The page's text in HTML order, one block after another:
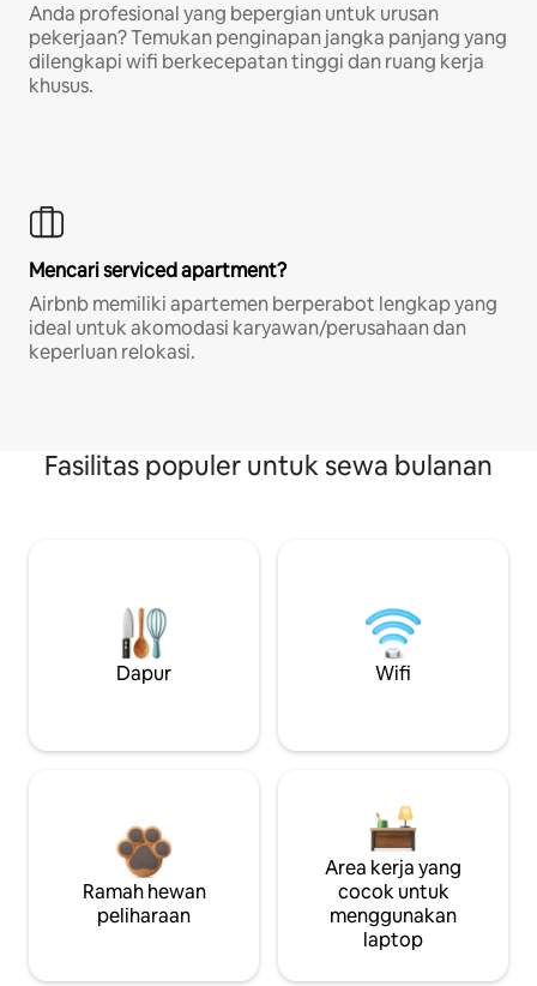
Anda profesional yang bepergian untuk urusan
pekerjaan? Temukan penginapan jangka panjang yang
dilengkapi wifi berkecepatan tinggi dan ruang kerja
khusus.
Mencari serviced apartment?
Airbnb memiliki apartemen berperabot lengkap yang
ideal untuk akomodasi karyawan/perusahaan dan
keperluan relokasi.
Fasilitas populer untuk sewa bulanan
Dapur Wifi
Ramah hewan
peliharaan
Area kerja yang
cocok untuk
menggunakan
laptop